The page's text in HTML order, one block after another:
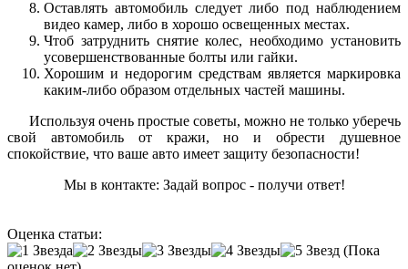
Оставлять автомобиль следует либо под наблюдением
видео камер, либо в хорошо освещенных местах.
Чтоб затруднить снятие колес, необходимо установить
усовершенствованные болты или гайки.
Хорошим и недорогим средствам является маркировка
каким-либо образом отдельных частей машины.
Используя очень простые советы, можно не только уберечь
свой автомобиль от кражи, но и обрести душевное
спокойствие, что ваше авто имеет защиту безопасности!
Мы в контакте: Задай вопрос - получи ответ!
Оценка статьи:
(Пока